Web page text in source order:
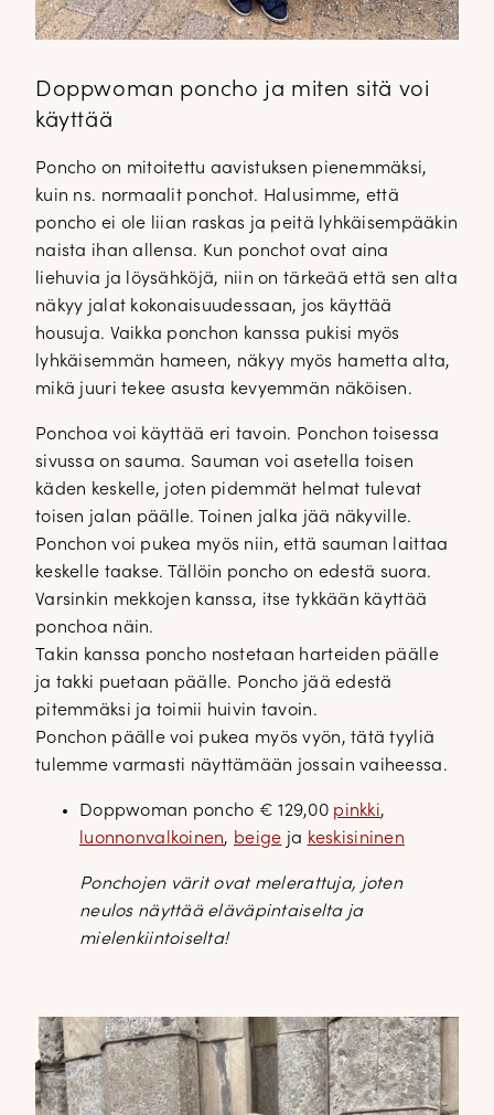
Doppwoman poncho ja miten sitä voi
käyttää
Poncho on mitoitettu aavistuksen pienemmäksi,
kuin ns. normaalit ponchot. Halusimme, että
poncho ei ole liian raskas ja peitä lyhkäisempääkin
naista ihan allensa. Kun ponchot ovat aina
liehuvia ja löysähköjä, niin on tärkeää että sen alta
näkyy jalat kokonaisuudessaan, jos käyttää
housuja. Vaikka ponchon kanssa pukisi myös
lyhkäisemmän hameen, näkyy myös hametta alta,
mikä juuri tekee asusta kevyemmän näköisen.
Ponchoa voi käyttää eri tavoin. Ponchon toisessa
sivussa on sauma. Sauman voi asetella toisen
käden keskelle, joten pidemmät helmat tulevat
toisen jalan päälle. Toinen jalka jää näkyville.
Ponchon voi pukea myös niin, että sauman laittaa
keskelle taakse. Tällöin poncho on edestä suora.
Varsinkin mekkojen kanssa, itse tykkään käyttää
ponchoa näin.
Takin kanssa poncho nostetaan harteiden päälle
ja takki puetaan päälle. Poncho jää edestä
pitemmäksi ja toimii huivin tavoin.
Ponchon päälle voi pukea myös vyön, tätä tyyliä
tulemme varmasti näyttämään jossain vaiheessa.
Doppwoman poncho € 129,00 pinkki,
luonnonvalkoinen, beige ja keskisininen
Ponchojen värit ovat melerattuja, joten
neulos näyttää eläväpintaiselta ja
mielenkiintoiselta!